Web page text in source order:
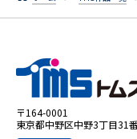
〒164-0001
東京都中野区中野3丁目31